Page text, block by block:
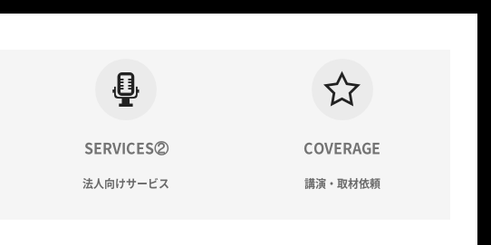
SERVICES②
法人向けサービス
COVERAGE
講演・取材依頼